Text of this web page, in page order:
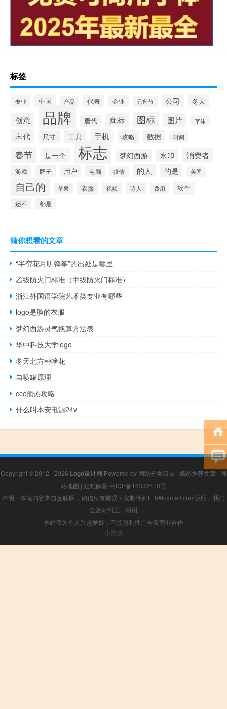
标签
专业 中国 产品 代表 企业 元宵节 公司 冬天
创意 品牌 唐代 商标 图标 图片 字体
宋代 尺寸 工具 手机 攻略 数据 时间
春节 是一个 标志 梦幻西游 水印 消费者
游戏 牌子 用户 电脑 疫情 的人 的是 美国
自己的 苹果 衣服 视频 诗人 费用 软件
还不 都是
猜你想看的文章
“半帘花月听弹筝”的出处是哪里
乙级防火门标准（甲级防火门标准）
浙江外国语学院艺术类专业有哪些
logo是脸的衣服
梦幻西游灵气换算方法表
华中科技大学logo
冬天北方种啥花
自喷罐原理
ccc预热攻略
什么叫本安电源24v
Copyright © 2012 - 2026 Logo设计网 Powered by 网站分类目录 | 精选推荐文章 | 网
站地图 | 疑难解答 湘ICP备16332410号
声明：本站内容来自互联网，如信息有错误可发邮件到f_fb#foxmail.com说明，我们
会及时纠正，谢谢
本站仅为个人兴趣爱好，不接盈利性广告及商业合作
小男孩